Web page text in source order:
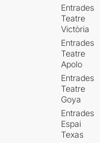
Entrades
Teatre
Victòria
Entrades
Teatre
Apolo
Entrades
Teatre
Goya
Entrades
Espai
Texas